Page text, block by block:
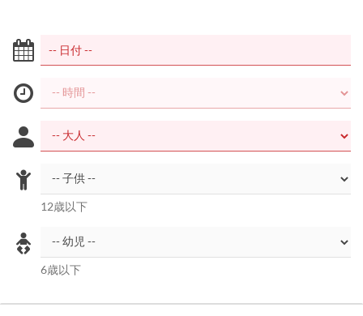
12歳以下
6歳以下